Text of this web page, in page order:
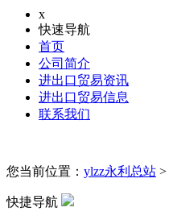
x
快速导航
首页
公司简介
进出口贸易资讯
进出口贸易信息
联系我们
您当前位置： ylzz永利总站 >
快捷导航